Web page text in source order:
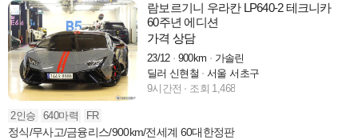
람보르기니 우라칸 LP640-2 테크니카
60주년 에디션
가격 상담
23/12 900km
가솔린
딜러 신현철
서울 서초구
9시간전
조회 1,468
2인승 640마력 FR
정식/무사고/금융리스/900km/전세계 60대한정판